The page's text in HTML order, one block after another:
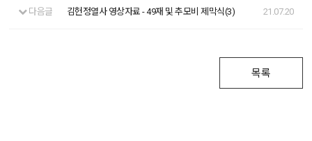
다음글 김헌정열사 영상자료 - 49재 및 추모비 제막식(3) 21.07.20
목록